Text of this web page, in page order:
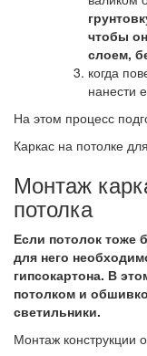
чтобы
слоем,
когда
нанести
На этом процесс
Каркас на потолке
Монтаж
потолка
Если потолок тоже
для него
гипсокартона. В
потолком и
светильники.
Монтаж конструкции